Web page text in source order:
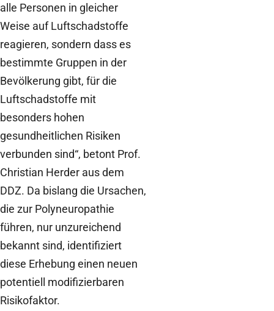
alle Personen in gleicher
Weise auf Luftschadstoffe
reagieren, sondern dass es
bestimmte Gruppen in der
Bevölkerung gibt, für die
Luftschadstoffe mit
besonders hohen
gesundheitlichen Risiken
verbunden sind“, betont Prof.
Christian Herder aus dem
DDZ. Da bislang die Ursachen,
die zur Polyneuropathie
führen, nur unzureichend
bekannt sind, identifiziert
diese Erhebung einen neuen
potentiell modifizierbaren
Risikofaktor.